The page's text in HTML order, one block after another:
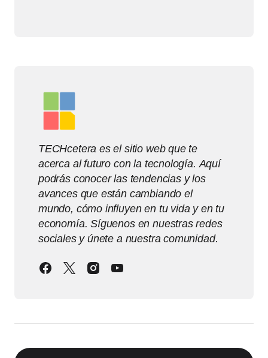
TECHcetera es el sitio web que te
acerca al futuro con la tecnología. Aquí
podrás conocer las tendencias y los
avances que están cambiando el
mundo, cómo influyen en tu vida y en tu
economía. Síguenos en nuestras redes
sociales y únete a nuestra comunidad.